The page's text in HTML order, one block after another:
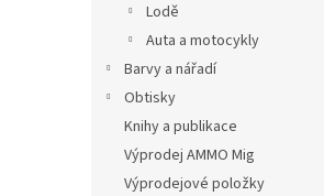
Lodě
Auta a motocykly
Barvy a nářadí
Obtisky
Knihy a publikace
Výprodej AMMO Mig
Výprodejové položky